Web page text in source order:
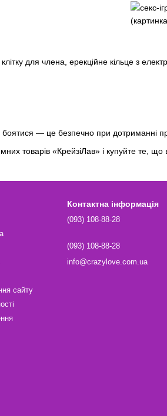
для члена, ерекційне кільце з
— це безпечно при дотриманні
товарів «КрейзіЛав» і купуйте те,
сайту
Контактна інформація
(093) 108-88-28
(093) 108-88-28
info@crazylove.com.ua